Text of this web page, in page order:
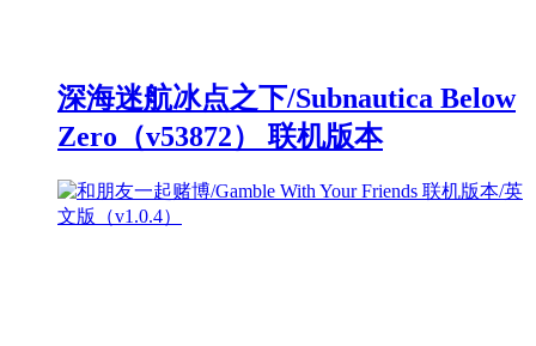
深海迷航冰点之下/Subnautica Below
Zero（v53872） 联机版本